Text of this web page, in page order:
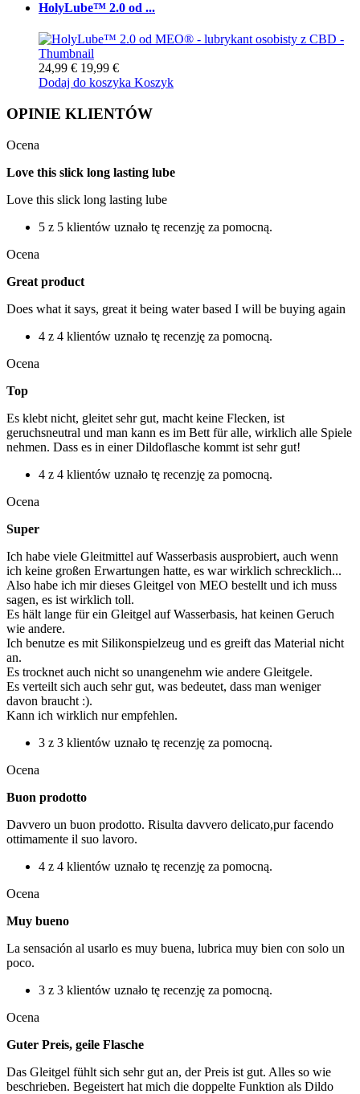
HolyLube™ 2.0 od ...
24,99 € 19,99 €
Dodaj do koszyka Koszyk
OPINIE KLIENTÓW
Ocena
Love this slick long lasting lube
Love this slick long lasting lube
5 z 5 klientów uznało tę recenzję za pomocną.
Ocena
Great product
Does what it says, great it being water based I will be buying again
4 z 4 klientów uznało tę recenzję za pomocną.
Ocena
Top
Es klebt nicht, gleitet sehr gut, macht keine Flecken, ist
geruchsneutral und man kann es im Bett für alle, wirklich alle Spiele
nehmen. Dass es in einer Dildoflasche kommt ist sehr gut!
4 z 4 klientów uznało tę recenzję za pomocną.
Ocena
Super
Ich habe viele Gleitmittel auf Wasserbasis ausprobiert, auch wenn
ich keine großen Erwartungen hatte, es war wirklich schrecklich...
Also habe ich mir dieses Gleitgel von MEO bestellt und ich muss
sagen, es ist wirklich toll.
Es hält lange für ein Gleitgel auf Wasserbasis, hat keinen Geruch
wie andere.
Ich benutze es mit Silikonspielzeug und es greift das Material nicht
an.
Es trocknet auch nicht so unangenehm wie andere Gleitgele.
Es verteilt sich auch sehr gut, was bedeutet, dass man weniger
davon braucht :).
Kann ich wirklich nur empfehlen.
3 z 3 klientów uznało tę recenzję za pomocną.
Ocena
Buon prodotto
Davvero un buon prodotto. Risulta davvero delicato,pur facendo
ottimamente il suo lavoro.
4 z 4 klientów uznało tę recenzję za pomocną.
Ocena
Muy bueno
La sensación al usarlo es muy buena, lubrica muy bien con solo un
poco.
3 z 3 klientów uznało tę recenzję za pomocną.
Ocena
Guter Preis, geile Flasche
Das Gleitgel fühlt sich sehr gut an, der Preis ist gut. Alles so wie
beschrieben. Begeistert hat mich die doppelte Funktion als Dildo